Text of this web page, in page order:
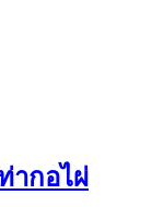
ากอไผ่